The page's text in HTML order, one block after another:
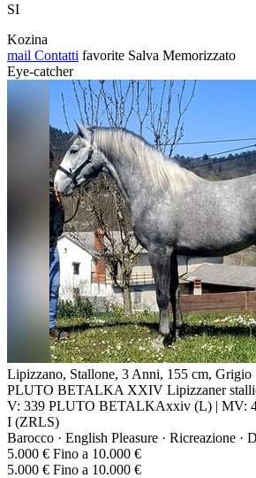
SI
Kozina
mail Contatti favorite Salva Memorizzato
Eye-catcher
Lipizzano, Stallone, 3 Anni, 155 cm, Grigio
PLUTO BETALKA XXIV Lipizzaner
V: 339 PLUTO BETALKAxxiv (L) | MV:
I (ZRLS)
Barocco · English Pleasure · Ricreazione ·
5.000 € Fino a 10.000 €
5.000 € Fino a 10.000 €